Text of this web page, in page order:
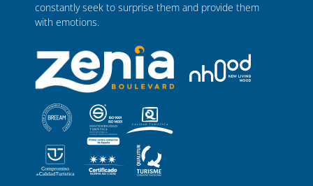
constantly seek to surprise them and provide them
with emotions.